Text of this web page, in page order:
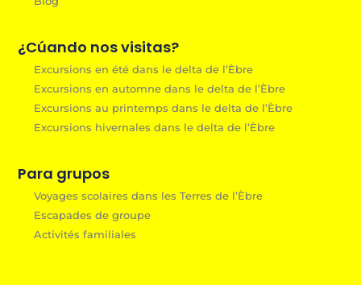
¿Cúando nos visitas?
Excursions en été dans le delta de l’Èbre
Excursions en automne dans le delta de l’Èbre
Excursions au printemps dans le delta de l’Èbre
Excursions hivernales dans le delta de l’Èbre
Para grupos
Voyages scolaires dans les Terres de l’Èbre
Escapades de groupe
Activités familiales